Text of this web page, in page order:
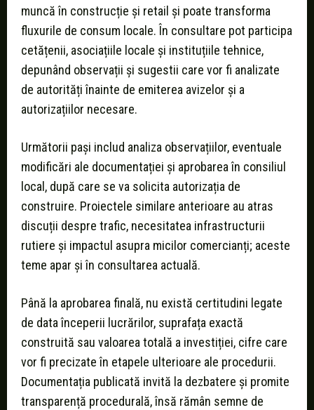
muncă în construcție și retail și poate transforma
fluxurile de consum locale. În consultare pot participa
cetățenii, asociațiile locale și instituțiile tehnice,
depunând observații și sugestii care vor fi analizate
de autorități înainte de emiterea avizelor și a
autorizațiilor necesare.
Următorii pași includ analiza observațiilor, eventuale
modificări ale documentației și aprobarea în consiliul
local, după care se va solicita autorizația de
construire. Proiectele similare anterioare au atras
discuții despre trafic, necesitatea infrastructurii
rutiere și impactul asupra micilor comercianți; aceste
teme apar și în consultarea actuală.
Până la aprobarea finală, nu există certitudini legate
de data începerii lucrărilor, suprafața exactă
construită sau valoarea totală a investiției, cifre care
vor fi precizate în etapele ulterioare ale procedurii.
Documentația publicată invită la dezbatere și promite
transparență procedurală, însă rămân semne de